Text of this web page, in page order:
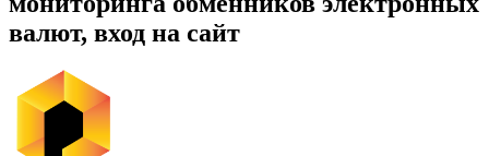
валют, вход на сайт